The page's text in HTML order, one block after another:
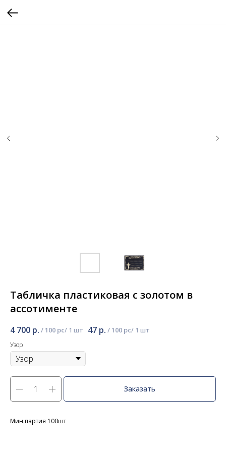
Табличка пластиковая с золотом в
ассотименте
4 700 р. / 100 pc 47 р. / 100 pc
Узор
Заказать
Мин.партия 100шт